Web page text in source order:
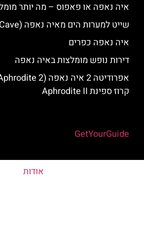
איה נאפה או פאפוס – מה יותר
שייט למערות הים מאיה נאפה (Sea Cave)
איה נאפה כפרים
דירות נופש מומלצות באיה נאפה
קרוז ספינת Aphrodite II
GetYourGuide
אודות